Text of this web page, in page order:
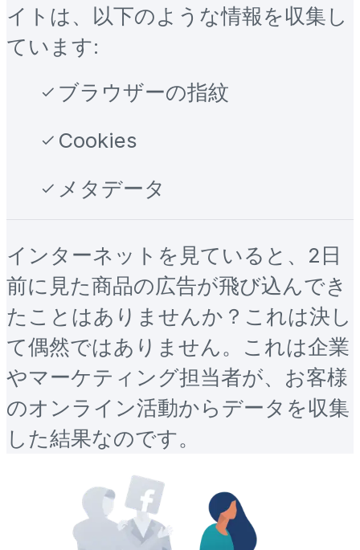
イトは、以下のような情報を収集し
ています:
ブラウザーの指紋
Cookies
メタデータ
インターネットを見ていると、2日
前に見た商品の広告が飛び込んでき
たことはありませんか？これは決し
て偶然ではありません。これは企業
やマーケティング担当者が、お客様
のオンライン活動からデータを収集
した結果なのです。